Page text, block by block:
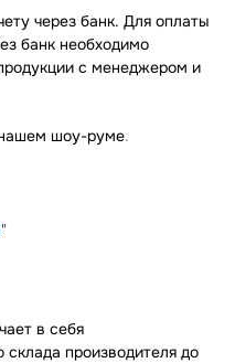
через банк. Для оплаты
банк необходимо
с менеджером и
шоу-руме.
в себя
склада производителя до